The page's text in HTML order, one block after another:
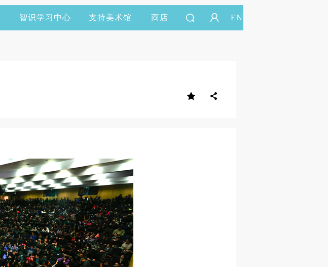
智识学习中心 支持美术馆 商店 EN